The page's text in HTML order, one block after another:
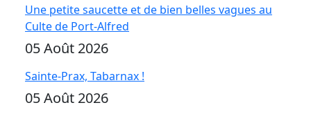
Une petite saucette et de bien belles vagues au
Culte de Port-Alfred
05 Août 2026
Sainte-Prax, Tabarnax !
05 Août 2026